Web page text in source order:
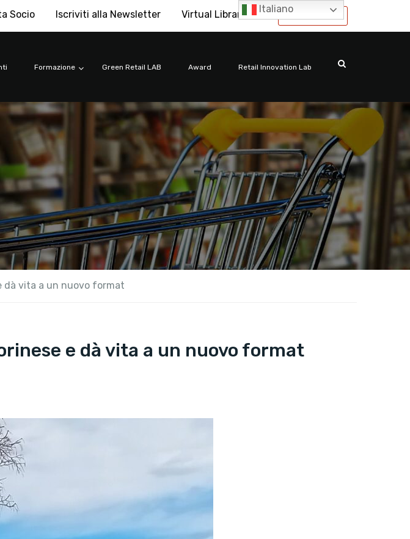
International
Socio Iscriviti alla Newsletter Virtual Library
Formazione Green Retail LAB Award Retail Innovation Lab
dà vita a un nuovo format
e dà vita a un nuovo format
Italiano